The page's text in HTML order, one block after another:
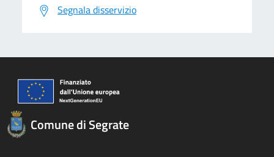
Segnala disservizio
Comune di Segrate